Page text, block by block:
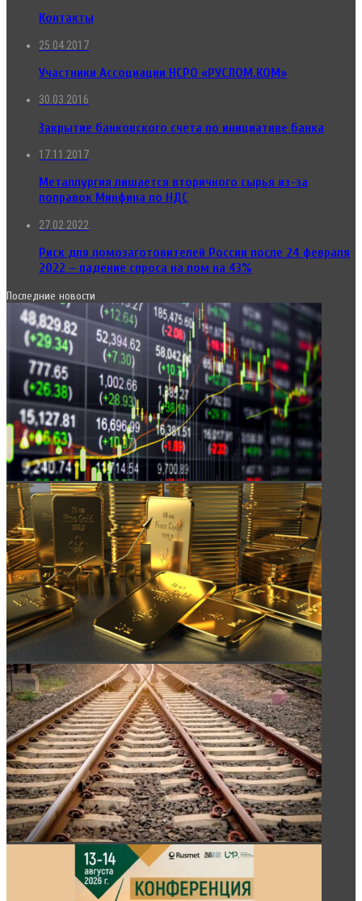
Контакты
25.04.2017
Участники Ассоциации НСРО «РУСЛОМ.КОМ»
30.03.2016
Закрытие банковского счета по инициативе банка
17.11.2017
Металлургия лишается вторичного сырья из-за
поправок Минфина по НДС
27.02.2022
Риск для ломозаготовителей России после 24 февраля
2022 – падение спроса на лом на 43%
Последние новости